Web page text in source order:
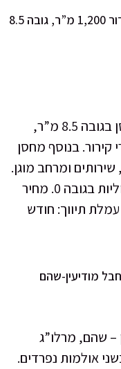
להשכרה באיזור אלעד מחסן + חדרי קירור 1,200 מ”ר, גובה 8.5
אלעד מחסן בגובה 8.5 מ”ר,
מחסן
מוגן.
1.5 דונם. כניסות תפעוליות בגובה 0. מחיר
חודש
נפרדים.